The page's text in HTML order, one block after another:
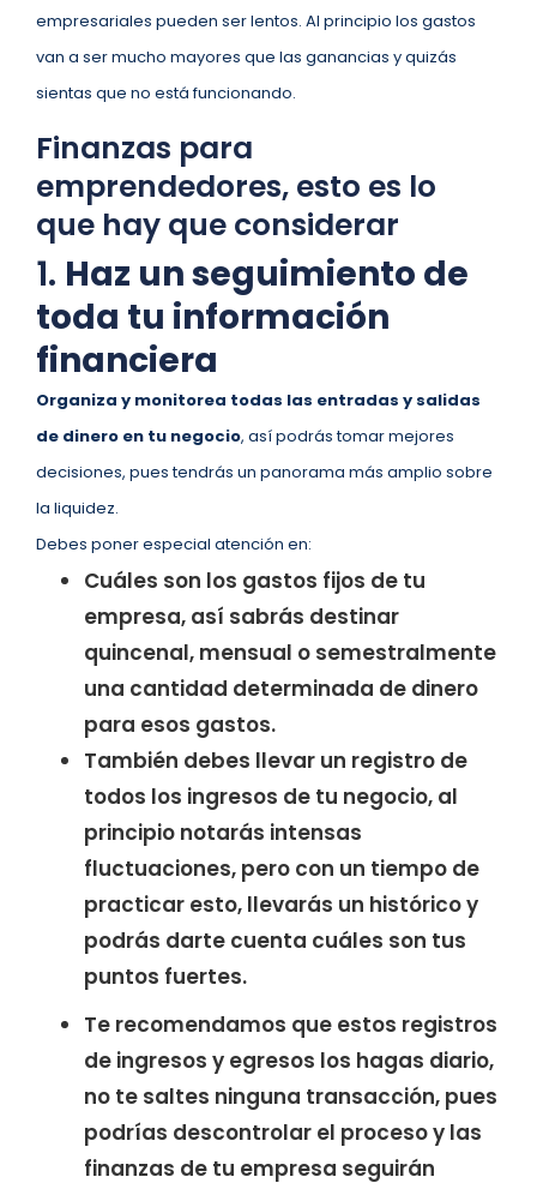
empresariales pueden ser lentos. Al principio los gastos
van a ser mucho mayores que las ganancias y quizás
sientas que no está funcionando.
Finanzas para
emprendedores, esto es lo
que hay que considerar
1. Haz un seguimiento de
toda tu información
financiera
Organiza y monitorea todas las entradas y salidas
de dinero en tu negocio, así podrás tomar mejores
decisiones, pues tendrás un panorama más amplio sobre
la liquidez.
Debes poner especial atención en:
Cuáles son los gastos fijos de tu
empresa, así sabrás destinar
quincenal, mensual o semestralmente
una cantidad determinada de dinero
para esos gastos.
También debes llevar un registro de
todos los ingresos de tu negocio, al
principio notarás intensas
fluctuaciones, pero con un tiempo de
practicar esto, llevarás un histórico y
podrás darte cuenta cuáles son tus
puntos fuertes.
Te recomendamos que estos registros
de ingresos y egresos los hagas diario,
no te saltes ninguna transacción, pues
podrías descontrolar el proceso y las
finanzas de tu empresa seguirán